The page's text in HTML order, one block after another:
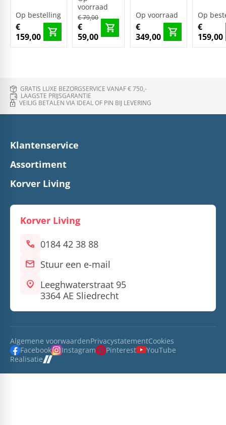
Op bestelling
€
159,00
voorraad
€ 79,00
€
59,00
Op voorraad
€
349,00
Op
€
159,00
GRATIS LUXE BEZORGSERVICE VANAF € 750,-
LAAGSTE PRIJSGARANTIE
VEILIG BETALEN VIA IDEAL OF PIN BIJ LEVERING
Klantenservice
Assortiment
Korver Living
Korver Living
call 0184 42 38 88
mail Stuur een e-mail
location_on Leeghwaterstraat 95
3364 AE Sliedrecht
Algemene voorwaardenPrivacystatementCookies
Facebook
Instagram Pinterest
YouTube
Realisatie